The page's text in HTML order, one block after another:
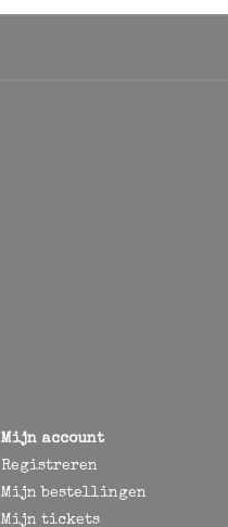
Mijn account
Registreren
Mijn bestellingen
Mijn tickets